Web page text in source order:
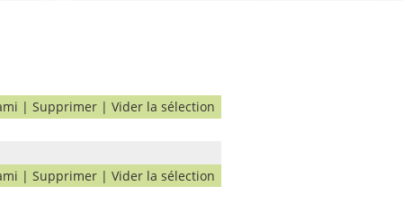
| Supprimer | Vider la sélection
| Supprimer | Vider la sélection